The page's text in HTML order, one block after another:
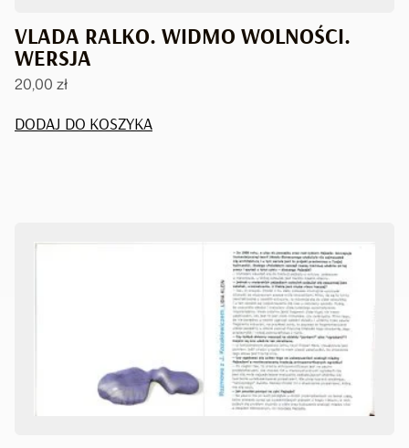
VLADA RALKO. WIDMO WOLNOŚCI.
WERSJA
20,00 zł
DODAJ DO KOSZYKA